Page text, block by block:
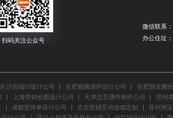
微信联系：
办公住址
长沙高端UI设计公司 合肥视频课件设计公司 合肥朋友圈
上海营销长图设计公司 天津交互课件制作公司 苏州
成都宣传单设计公司 北京营销互动游戏定制 苏州淘